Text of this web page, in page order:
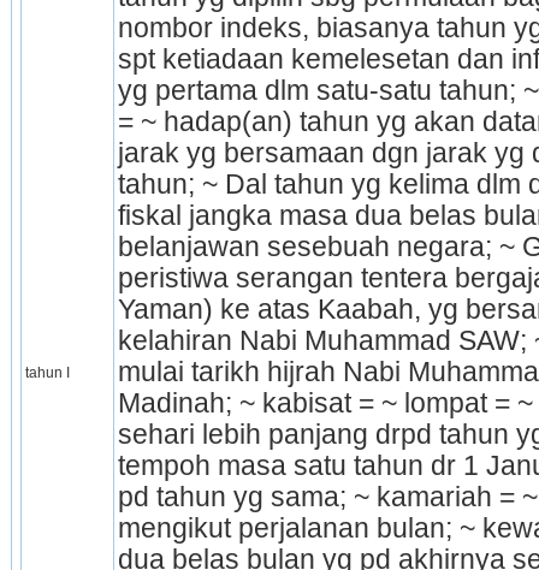
tahun I
nombor indeks, biasanya tahun
spt ketiada­an kemelesetan dan
yg pertama dlm satu-satu tahun;
= ~ hadap(an) tahun yg akan
jarak yg bersamaan dgn jarak yg
tahun; ~ Dal tahun yg kelima dlm
fiskal jangka masa dua belas
belanjawan sesebuah negara; ~
peristiwa serangan tentera
Yaman) ke atas Kaabah, yg
kelahiran Nabi Muhammad
mulai tarikh hijrah Nabi
Madinah; ~ kabisat = ~ lompat =
sehari lebih panjang drpd tahun
tempoh masa satu tahun dr 1
pd tahun yg sama; ~ kamariah =
meng­ikut perjalanan bulan; ~
dua belas bulan yg pd akhirnya